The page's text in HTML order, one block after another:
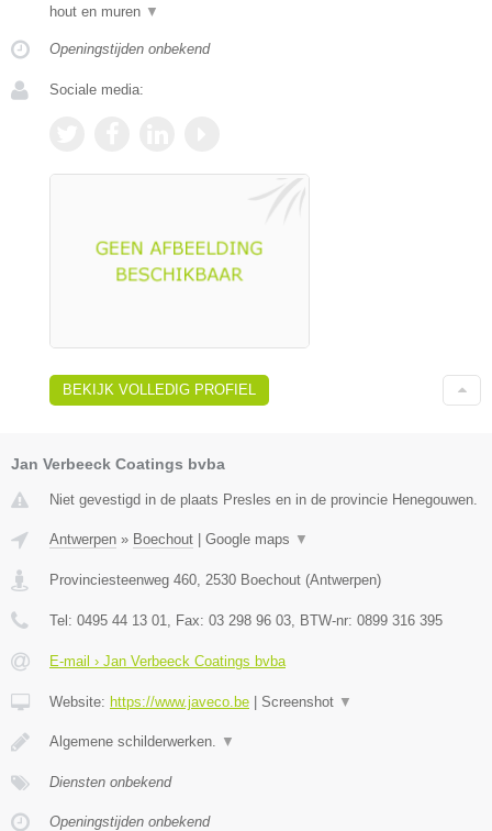
hout en muren ▼
Openingstijden onbekend
Sociale media:
BEKIJK VOLLEDIG PROFIEL
Jan Verbeeck Coatings bvba
Niet gevestigd in de plaats Presles en in de provincie Henegouwen.
Antwerpen » Boechout | Google maps ▼
Provinciesteenweg 460 2530 Boechout (Antwerpen)
Tel: 0495 44 13 01 , Fax: 03 298 96 03 , BTW-nr: 0899 316 395
E-mail › Jan Verbeeck Coatings bvba
Website: https://www.javeco.be | Screenshot ▼
Algemene schilderwerken. ▼
Diensten onbekend
Openingstijden onbekend